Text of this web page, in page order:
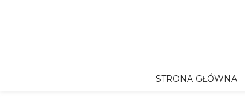
STRONA GŁÓWNA